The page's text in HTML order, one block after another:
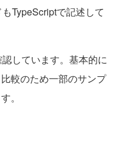
TypeScriptで記述して
しています。基本的に
較のため一部のサンプ
。